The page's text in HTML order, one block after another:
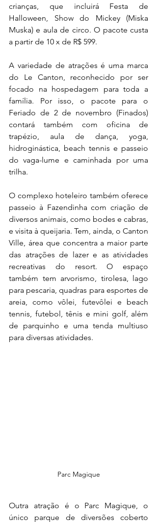
crianças, que incluirá Festa de
Halloween, Show do Mickey (Miska
Muska) e aula de circo. O pacote custa
a partir de 10 x de R$ 599.
A variedade de atrações é uma marca
do Le Canton, reconhecido por ser
focado na hospedagem para toda a
família. Por isso, o pacote para o
Feriado de 2 de novembro (Finados)
contará também com oficina de
trapézio, aula de dança, yoga,
hidroginástica, beach tennis e passeio
do vaga-lume e caminhada por uma
trilha.
O complexo hoteleiro também oferece
passeio à Fazendinha com criação de
diversos animais, como bodes e cabras,
e visita à queijaria. Tem, ainda, o Canton
Ville, área que concentra a maior parte
das atrações de lazer e as atividades
recreativas do resort. O espaço
também tem arvorismo, tirolesa, lago
para pescaria, quadras para esportes de
areia, como vôlei, futevôlei e beach
tennis, futebol, tênis e mini golf, além
de parquinho e uma tenda multiuso
para diversas atividades.
Parc Magique
Outra atração é o Parc Magique, o
único parque de diversões coberto